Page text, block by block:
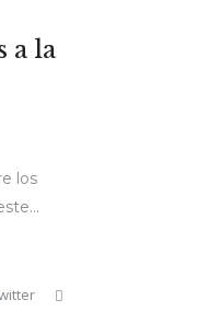
a la
los